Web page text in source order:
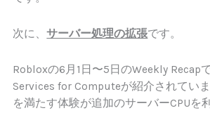
次に、サーバー処理の拡張です。
Robloxの6月1日〜5日のWeekly Recap
Services for Computeが紹介されてい
を満たす体験が追加のサーバーCPUを